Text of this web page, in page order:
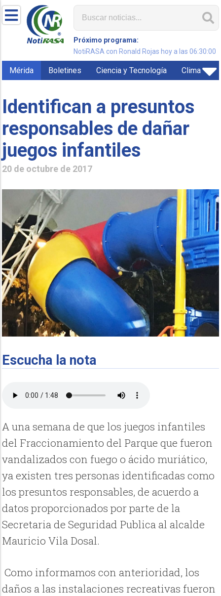
Próximo programa:
NotiRASA con Ronald Rojas hoy a las 06:30:00
Mérida Boletines Ciencia y Tecnología Clima
Identifican a presuntos
responsables de dañar
juegos infantiles
20 de octubre de 2017
Escucha la nota
A una semana de que los juegos infantiles
del Fraccionamiento del Parque que fueron
vandalizados con fuego o ácido muriático,
ya existen tres personas identificadas como
los presuntos responsables, de acuerdo a
datos proporcionados por parte de la
Secretaria de Seguridad Publica al alcalde
Mauricio Vila Dosal.
Como informamos con anterioridad, los
daños a las instalaciones recreativas fueron